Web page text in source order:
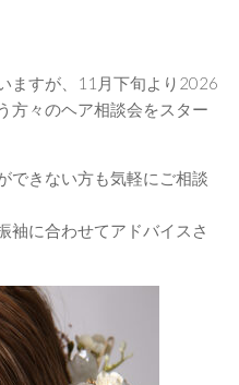
ますが、11月下旬より2026
方々のヘア相談会をスター
できない方も気軽にご相談
袖に合わせてアドバイスさ